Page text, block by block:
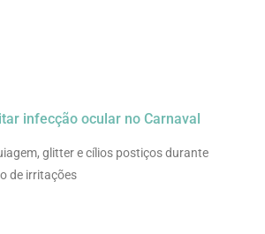
infecção ocular no Carnaval
glitter e cílios postiços durante
de irritações